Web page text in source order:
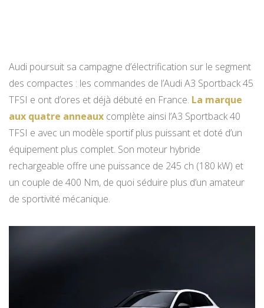
Audi poursuit sa campagne d’électrification sur le segment
des compactes : les commandes de l’Audi A3 Sportback 45
TFSI e ont d’ores et déjà débuté en France. La marque
aux quatre anneaux complète ainsi l’A3 Sportback 40
TFSI e avec un modèle sportif plus puissant et doté d’un
équipement plus complet. Son moteur hybride
rechargeable offre une puissance de 245 ch (180 kW) et
un couple de 400 Nm, de quoi séduire plus d’un amateur
de sportivité mécanique.